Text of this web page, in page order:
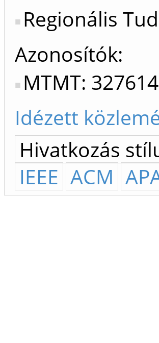
Regionális
Azonosítók
MTMT:
Idézett
Hivatkozás
IEEE ACM